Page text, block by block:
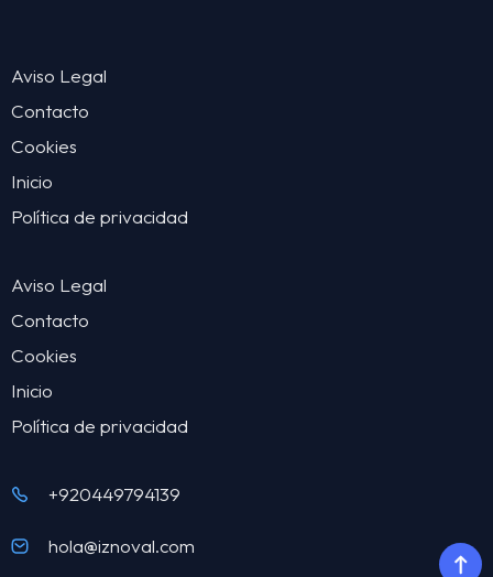
Aviso Legal
Contacto
Cookies
Inicio
Política de privacidad
Aviso Legal
Contacto
Cookies
Inicio
Política de privacidad
+920449794139
hola@iznoval.com